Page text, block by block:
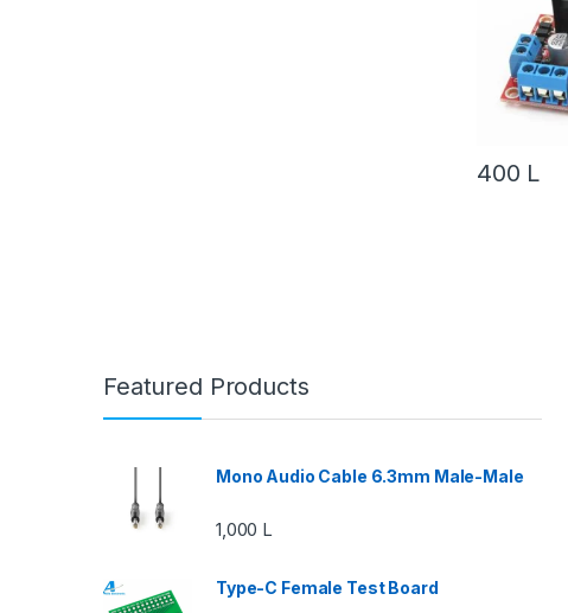
400 L
Featured Products
Mono Audio Cable 6.3mm Male-Male
1,000 L
Type-C Female Test Board